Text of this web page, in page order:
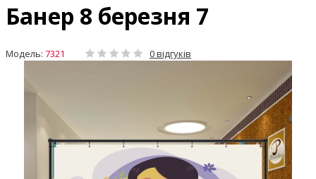
Банер 8 березня 7
Модель: 7321 0 відгуків